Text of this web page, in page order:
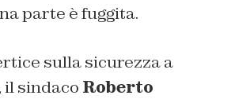
parte è fuggita.
sulla sicurezza a
sindaco Roberto